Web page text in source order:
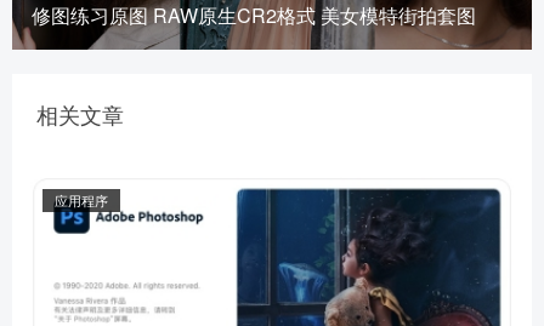
修图练习原图 RAW原生CR2格式 美女模特街拍套图
相关文章
应用程序